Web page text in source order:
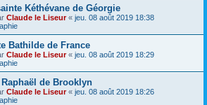
Kéthévane de Géorgie
Claude le Liseur« jeu. 08 août 2019 18:38
Bathilde de France
Claude le Liseur« jeu. 08 août 2019 18:29
de Brooklyn
Claude le Liseur« jeu. 08 août 2019 18:26